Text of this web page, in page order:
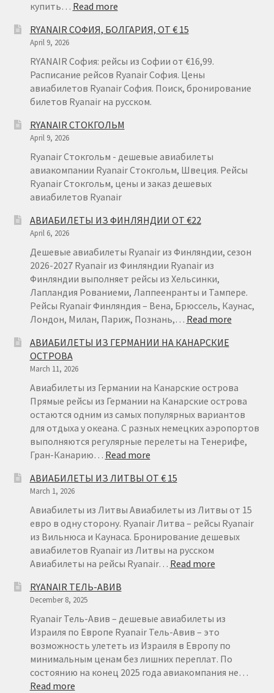
купить… Read more:
ГДАНЬСК
RYANAIR СОФИЯ, БОЛГАРИЯ, ОТ € 15
April 9, 2026
RYANAIR София: рейсы из Софии от €16,99.
Расписание рейсов Ryanair София. Цены
авиабилетов Ryanair София. Поиск, бронирование
билетов Ryanair на русском.
RYANAIR СТОКГОЛЬМ
April 9, 2026
Ryanair Стокгольм - дешевые авиабилеты
авиакомпании Ryanair Стокгольм, Швеция. Рейсы
Ryanair Стокгольм, цены и заказ дешевых
авиабилетов Ryanair
АВИАБИЛЕТЫ ИЗ ФИНЛЯНДИИ ОТ €22
April 6, 2026
Дешевые авиабилеты Ryanair из Финляндии, сезон
2026-2027 Ryanair из Финляндии Ryanair из
Финляндии выполняет рейсы из Хельсинки,
Лапландия Рованиеми, Лаппеенранты и Тампере.
Рейсы Ryanair Финляндия – Вена, Брюссель, Каунас,
Лондон, Милан, Париж, Познань,… Read more:
€22
АВИАБИЛЕТЫ ИЗ ГЕРМАНИИ НА КАНАРСКИЕ
ОСТРОВА
March 11, 2026
Авиабилеты из Германии на Канарские острова
Прямые рейсы из Германии на Канарские острова
остаются одним из самых популярных вариантов
для отдыха у океана. С разных немецких аэропортов
выполняются регулярные перелеты на Тенерифе,
Гран-Канарию… Read more:
ИЗ
НА
КАНАРСКИЕ
ОСТРОВА
АВИАБИЛЕТЫ ИЗ ЛИТВЫ ОТ € 15
March 1, 2026
Авиабилеты из Литвы Авиабилеты из Литвы от 15
евро в одну сторону. Ryanair Литва – рейсы Ryanair
из Вильнюса и Каунаса. Бронирование дешевых
авиабилетов Ryanair из Литвы на русском
Авиабилеты на рейсы Ryanair… Read more:
ОТ
€
15
RYANAIR ТЕЛЬ-АВИВ
December 8, 2025
Ryanair Тель-Авив – дешевые авиабилеты из
Израиля по Европе Ryanair Тель-Авив – это
возможность улететь из Израиля в Европу по
минимальным ценам без лишних переплат. По
состоянию на конец 2025 года авиакомпания не…
Read more: